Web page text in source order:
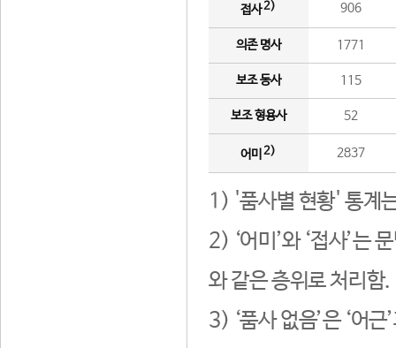
접사2) 906
의존 명사 1771
보조 동사 115
보조 형용사 52
어미 2) 2837
1) '품사별 현황' 통계
2) ‘어미’와 ‘접사’는
와 같은 층위로 처리함.
3) ‘품사 없음’은 ‘어